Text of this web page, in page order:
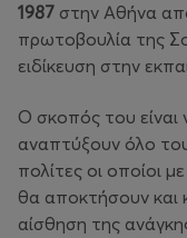
1987 στην Αθήνα
πρωτοβουλία της
ειδίκευση στην
Ο σκοπός του είναι
αναπτύξουν όλο
πολίτες οι οποίοι
θα αποκτήσουν και
αίσθηση της